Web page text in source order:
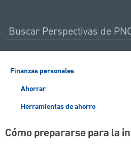
Finanzas personales
Ahorrar
Herramientas de ahorro
Cómo prepararse para la